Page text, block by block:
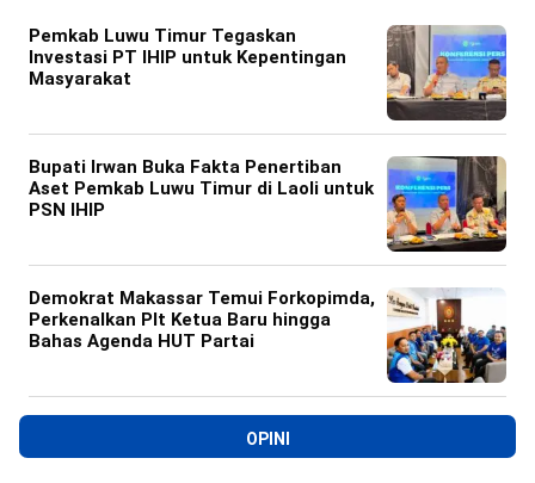
Pemkab Luwu Timur Tegaskan
Investasi PT IHIP untuk Kepentingan
Masyarakat
Bupati Irwan Buka Fakta Penertiban
Aset Pemkab Luwu Timur di Laoli untuk
PSN IHIP
Demokrat Makassar Temui Forkopimda,
Perkenalkan Plt Ketua Baru hingga
Bahas Agenda HUT Partai
OPINI